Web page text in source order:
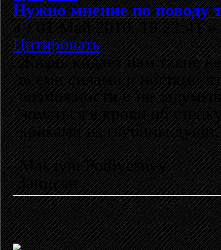
Нужно мнение по поводу
«:01 Май 2010, 19:22:41 »
Цитировать
Жизнь кидает нам такие
всеми силами и ногтями
возможности и не
ломаться в крови об
криками из глубины души,
Maksym Podlyesnyy
Записан